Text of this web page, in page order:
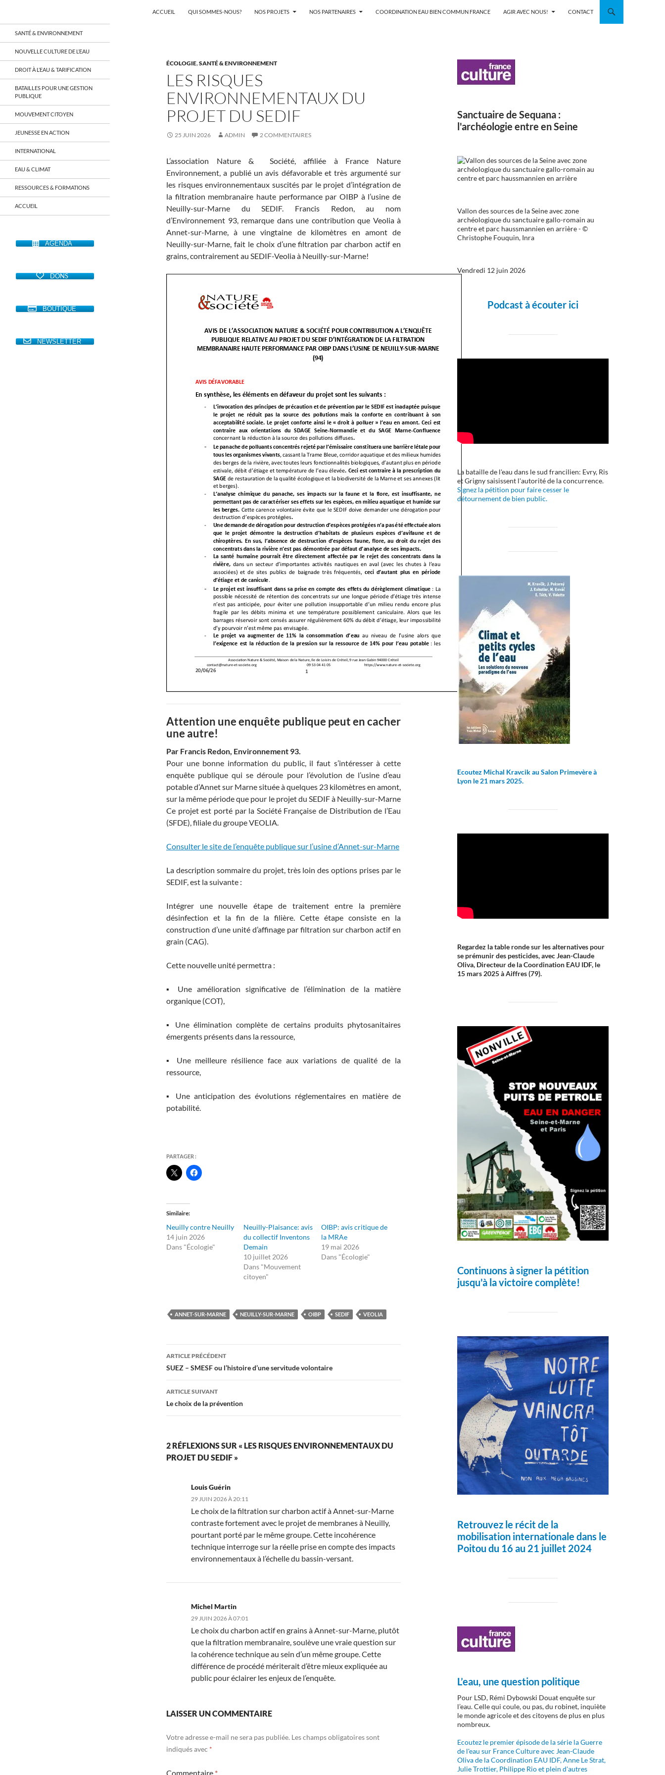
Aller
au
contenu
ACCUEIL QUI SOMMES-NOUS? NOS PROJETS NOS PARTENAIRES COORDINATION EAU BIEN COMMUN FRANCE AGIR AVEC NOUS! CONTACT
ÉCOLOGIE,SANTÉ & ENVIRONNEMENT
LES RISQUES
ENVIRONNEMENTAUX DU
PROJET DU SEDIF
25 JUIN 2026 ADMIN 2 COMMENTAIRES
L’association Nature & Société, affiliée à France Nature
Environnement, a publié un avis défavorable et très argumenté sur
les risques environnementaux suscités par le projet d’intégration de
la filtration membranaire haute performance par OIBP à l’usine de
Neuilly-sur-Marne du SEDIF. Francis Redon, au nom
d’Environnement 93, remarque dans une contribution que Veolia à
Annet-sur-Marne, à une vingtaine de kilomètres en amont de
Neuilly-sur-Marne, fait le choix d’une filtration par charbon actif en
grains, contrairement au SEDIF-Veolia à Neuilly-sur-Marne!
Attention une enquête publique peut en cacher
une autre!
Par Francis Redon, Environnement 93.
Pour une bonne information du public, il faut s’intéresser à cette
enquête publique qui se déroule pour l’évolution de l’usine d’eau
potable d’Annet sur Marne située à quelques 23 kilomètres en amont,
sur la même période que pour le projet du SEDIF à Neuilly-sur-Marne
Ce projet est porté par la Société Française de Distribution de l’Eau
(SFDE), filiale du groupe VEOLIA.
Consulter le site de l’enquête publique sur l’usine d’Annet-sur-Marne
La description sommaire du projet, très loin des options prises par le
SEDIF, est la suivante :
Intégrer une nouvelle étape de traitement entre la première
désinfection et la fin de la filière. Cette étape consiste en la
construction d’une unité d’affinage par filtration sur charbon actif en
grain (CAG).
Cette nouvelle unité permettra :
▪ Une amélioration significative de l’élimination de la matière
organique (COT),
▪ Une élimination complète de certains produits phytosanitaires
émergents présents dans la ressource,
▪ Une meilleure résilience face aux variations de qualité de la
ressource,
▪ Une anticipation des évolutions réglementaires en matière de
potabilité.
PARTAGER :
Similaire
Neuilly contre Neuilly
14 juin 2026
Dans "Écologie"
Neuilly-Plaisance: avis
du collectif Inventons
Demain
10 juillet 2026
Dans "Mouvement
citoyen"
OIBP: avis critique de
la MRAe
19 mai 2026
Dans "Écologie"
ANNET-SUR-MARNE NEUILLY-SUR-MARNE OIBP SEDIF VEOLIA
Navigation
des
articles
ARTICLE PRÉCÉDENT
SUEZ – SMESF ou l’histoire d’une servitude volontaire
ARTICLE SUIVANT
Le choix de la prévention
2 RÉFLEXIONS SUR « LES RISQUES ENVIRONNEMENTAUX DU
PROJET DU SEDIF »
Louis Guérin
29 JUIN 2026 À 20:11
Le choix de la filtration sur charbon actif à Annet-sur-Marne
contraste fortement avec le projet de membranes à Neuilly,
pourtant porté par le même groupe. Cette incohérence
technique interroge sur la réelle prise en compte des impacts
environnementaux à l’échelle du bassin-versant.
Michel Martin
29 JUIN 2026 À 07:01
Le choix du charbon actif en grains à Annet-sur-Marne, plutôt
que la filtration membranaire, soulève une vraie question sur
la cohérence technique au sein d’un même groupe. Cette
différence de procédé mériterait d’être mieux expliquée au
public pour éclairer les enjeux de l’enquête.
LAISSER UN COMMENTAIRE
Votre adresse e-mail ne sera pas publiée. Les champs obligatoires sont
indiqués avec *
Commentaire *
Sanctuaire de Sequana :
l'archéologie entre en Seine
Vallon des sources de la Seine avec zone
archéologique du sanctuaire gallo-romain au
centre et parc haussmannien en arrière - ©
Christophe Fouquin, Inra
Vendredi 12 juin 2026
Podcast à écouter ici
La bataille de l'eau dans le sud francilien: Evry, Ris
et Grigny saisissent l'autorité de la concurrence.
Signez la pétition pour faire cesser le
détournement de bien public.
Ecoutez Michal Kravcik au Salon Primevère à
Lyon le 21 mars 2025.
Regardez la table ronde sur les alternatives pour
se prémunir des pesticides, avec Jean-Claude
Oliva, Directeur de la Coordination EAU IDF, le
15 mars 2025 à Aiffres (79).
Continuons à signer la pétition
jusqu'à la victoire complète!
Retrouvez le récit de la
mobilisation internationale dans le
Poitou du 16 au 21 juillet 2024
L’eau, une question politique
Pour LSD, Rémi Dybowski Douat enquête sur
l’eau. Celle qui coule, ou pas, du robinet, inquiète
le monde agricole et des citoyens de plus en plus
nombreux.
Ecoutez le premier épisode de la série la Guerre
de l'eau sur France Culture avec Jean-Claude
Oliva de la Coordination EAU IDF, Anne Le Strat,
Julie Trottier, Philippe Rio et plein d'autres
un réseau qui réunit citoyens et
associations autour de la ressource
territoire français, sur tous les
économique, juridique, de la santé,
culturel…
SANTÉ & ENVIRONNEMENT
NOUVELLE CULTURE DE L’EAU
DROIT À L’EAU & TARIFICATION
BATAILLES POUR UNE GESTION
PUBLIQUE
MOUVEMENT CITOYEN
JEUNESSE EN ACTION
INTERNATIONAL
EAU & CLIMAT
RESSOURCES & FORMATIONS
ACCUEIL
AGENDA
DONS
BOUTIQUE
NEWSLETTER